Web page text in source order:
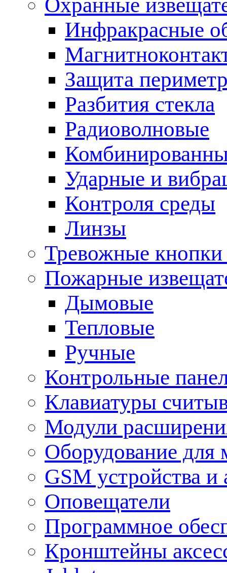
Инфракрасные
Защита
Разбития стекла
Радиоволновые
Ударные и
Контроля среды
Линзы
Тревожные кнопки
Пожарные
Дымовые
Тепловые
Ручные
Контрольные
Клавиатуры
Модули
Оборудование для
GSM устройства и
Оповещатели
Программное
Кронштейны